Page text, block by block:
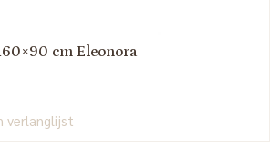
cm Eleonora
verlanglijst